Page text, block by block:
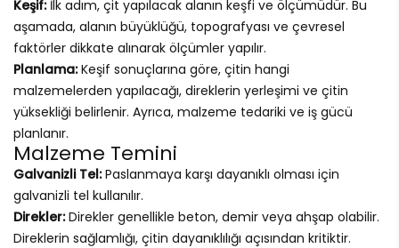
Keşif:İlk adım, çit yapılacak alanın keşfi ve ölçümüdür. Bu
aşamada, alanın büyüklüğü, topografyası ve çevresel
faktörler dikkate alınarak ölçümler yapılır.
Planlama:Keşif sonuçlarına göre, çitin hangi
malzemelerden yapılacağı, direklerin yerleşimi ve çitin
yüksekliği belirlenir. Ayrıca, malzeme tedariki ve iş gücü
planlanır.
Malzeme Temini
Galvanizli Tel:Paslanmaya karşı dayanıklı olması için
galvanizli tel kullanılır.
Direkler:Direkler genellikle beton, demir veya ahşap olabilir.
Direklerin sağlamlığı, çitin dayanıklılığı açısından kritiktir.